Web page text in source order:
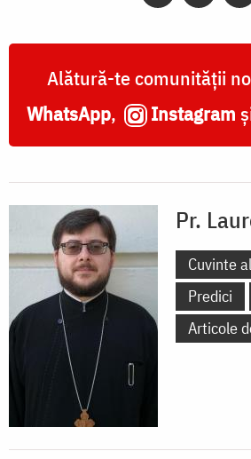
Alătură-te comunității
WhatsApp, Instagram
Pr.
Cuvinte
Predici
Articole